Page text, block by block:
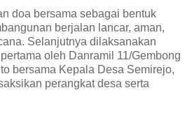
doa bersama sebagai bentuk
berjalan lancar, aman,
Selanjutnya dilaksanakan
oleh Danramil 11/Gembong
bersama Kepala Desa Semirejo,
perangkat desa serta